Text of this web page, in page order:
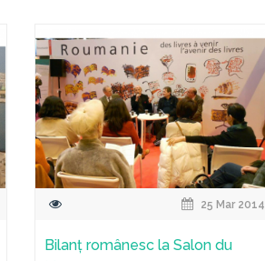
25 Mar 2014
Bilanț românesc la Salon du